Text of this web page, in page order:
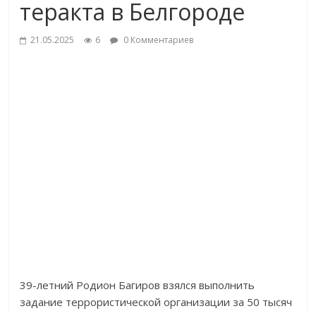
теракта в Белгороде
21.05.2025 6 0 Комментариев
39-летний Родион Багиров взялся выполнить
задание террористической организации за 50 тысяч